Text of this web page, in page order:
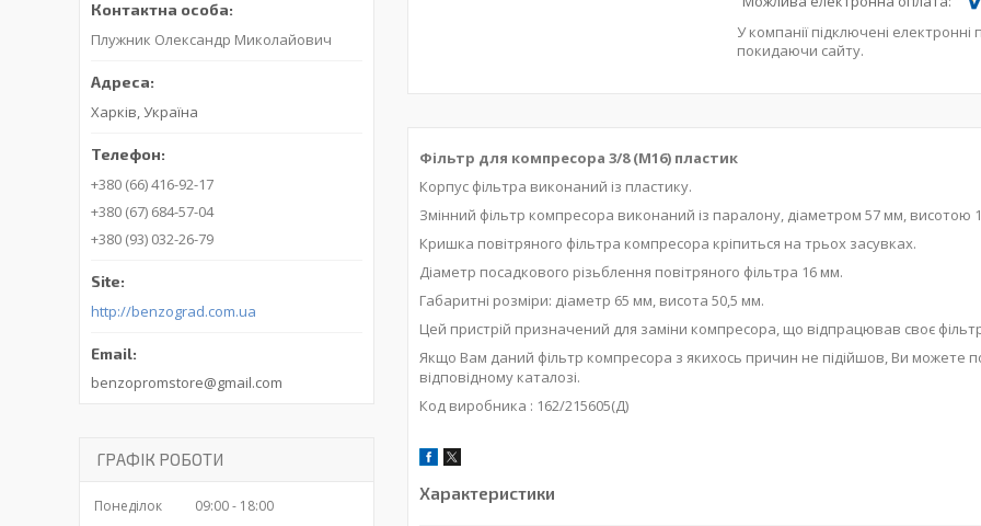
У компанії підключені
покидаючи сайту.
Фільтр для компресора 3/8 (М16) пластик
Корпус фільтра виконаний із пластику.
Змінний фільтр компресора виконаний із паралону, діаметром 57 мм, висотою
Кришка повітряного фільтра компресора кріпиться на трьох засувках.
Діаметр посадкового різьблення повітряного фільтра 16 мм.
Габаритні розміри: діаметр 65 мм, висота 50,5 мм.
Цей пристрій призначений для заміни компресора, що відпрацював своє
Якщо Вам даний фільтр компресора з якихось причин не підійшов, Ви можете
відповідному каталозі.
Код виробника : 162/215605(Д)
Характеристики
Плужник Олександр Миколайович
Харків, Україна
+380 (66) 416-92-17
+380 (67) 684-57-04
+380 (93) 032-26-79
http://benzograd.com.ua
benzopromstore@gmail.com
ГРАФІК РОБОТИ
Понеділок 09:00
18:00